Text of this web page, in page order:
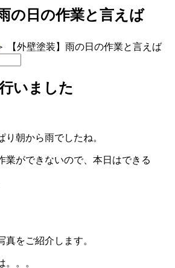
の日の作業と言えば
【外壁塗装】雨の日の作業と言えば
いました
朝から雨でしたね。
業ができないので、本日はできる
真をご紹介します。
。。